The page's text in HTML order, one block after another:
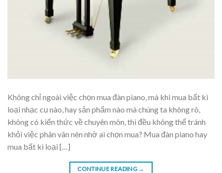
Không chỉ ngoài việc chọn mua đàn piano, mà khi mua bất kì
loại nhạc cụ nào, hay sản phẩm nào mà chúng ta không rõ,
không có kiến thức về chuyên môn, thì đều không thể tránh
khỏi việc phân vân nên nhờ ai chọn mua? Mua đàn piano hay
mua bất kì loại […]
CONTINUE READING →